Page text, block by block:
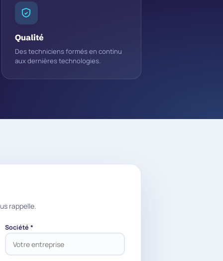
Qualité
Des techniciens formés en continu
aux dernières technologies.
rappelle.
Société *